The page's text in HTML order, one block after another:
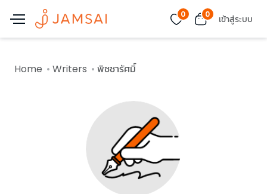
0 0 เข้าสู่ระบบ
Home Writers พิชชารัศมิ์